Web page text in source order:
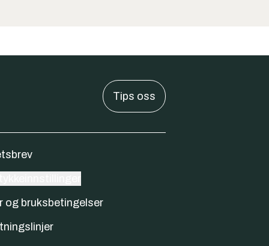
Tips oss
og bruksbetingelser